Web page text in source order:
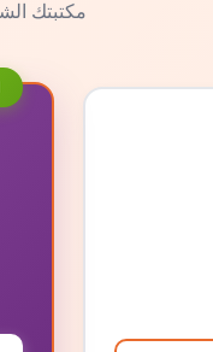
مكتبتك